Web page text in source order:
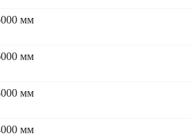
мм
мм
мм
мм